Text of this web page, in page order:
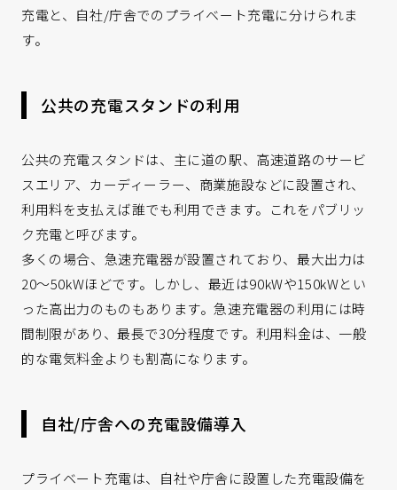
充電と、自社/庁舎でのプライベート充電に分けられま
す。
公共の充電スタンドの利用
公共の充電スタンドは、主に道の駅、高速道路のサービ
スエリア、カーディーラー、商業施設などに設置され、
利用料を支払えば誰でも利用できます。これをパブリッ
ク充電と呼びます。
多くの場合、急速充電器が設置されており、最大出力は
20～50kWほどです。しかし、最近は90kWや150kWとい
った高出力のものもあります。急速充電器の利用には時
間制限があり、最長で30分程度です。利用料金は、一般
的な電気料金よりも割高になります。
自社/庁舎への充電設備導入
プライベート充電は、自社や庁舎に設置した充電設備を